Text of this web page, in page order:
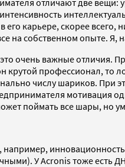
карьере, скорее
на собственном опыте.
очень важные отличия.
профессионал, то
числу шариков. При
мотивация
поймать все шары, но
например,
У Acronis тоже есть